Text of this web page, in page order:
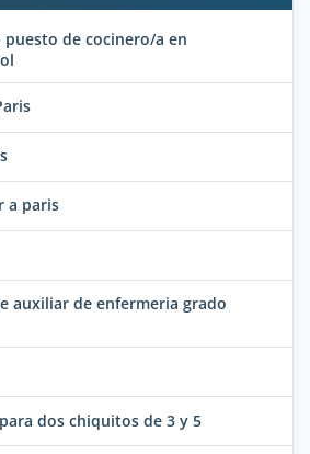
de cocinero/a en
a paris
auxiliar de enfermeria grado
dos chiquitos de 3 y 5